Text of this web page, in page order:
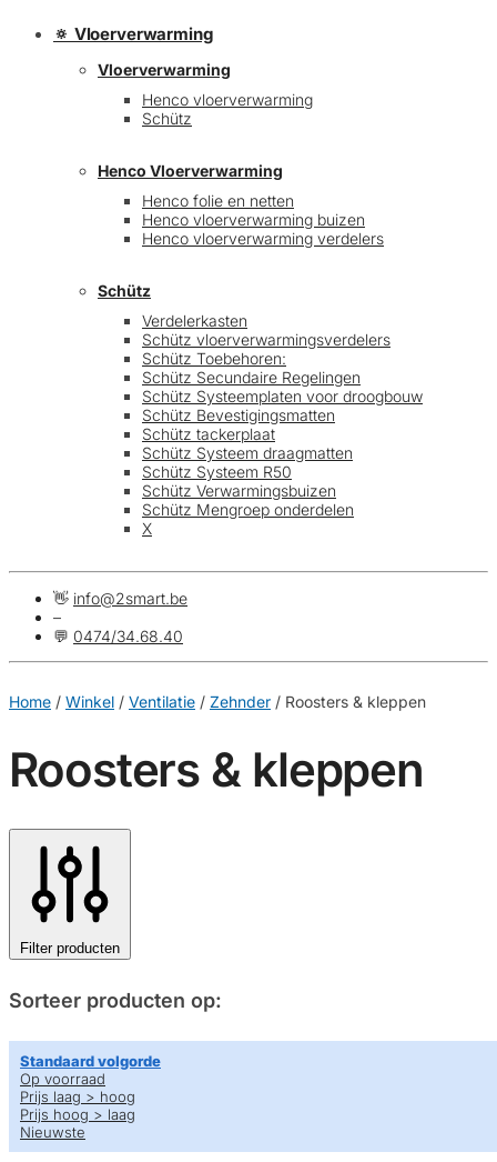
🔅 Vloerverwarming
Vloerverwarming
Henco vloerverwarming
Schütz
Henco Vloerverwarming
Henco folie en netten
Henco vloerverwarming buizen
Henco vloerverwarming verdelers
Schütz
Verdelerkasten
Schütz vloerverwarmingsverdelers
Schütz Toebehoren:
Schütz Secundaire Regelingen
Schütz Systeemplaten voor droogbouw
Schütz Bevestigingsmatten
Schütz tackerplaat
Schütz Systeem draagmatten
Schütz Systeem R50
Schütz Verwarmingsbuizen
Schütz Mengroep onderdelen
X
👋 info@2smart.be
–
💬 0474/34.68.40
Home / Winkel / Ventilatie / Zehnder / Roosters & kleppen
Roosters & kleppen
Filter producten
Sorteer producten op:
Standaard volgorde
Op voorraad
Prijs laag > hoog
Prijs hoog > laag
Nieuwste